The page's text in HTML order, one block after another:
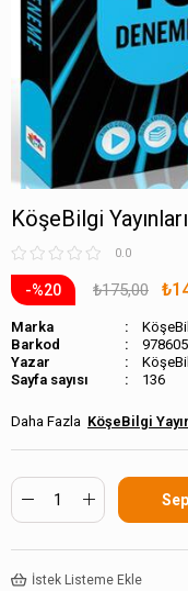
KöşeBilgi
0.0
20 ₺175,00
Marka
Barkod
Sayfa sayısı
136
KöşeBilgi
İstek Listeme Ekle